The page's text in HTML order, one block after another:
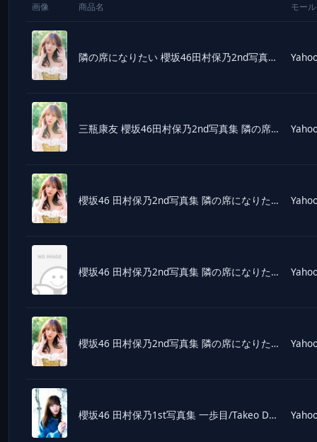
画像 商品名 モール
隣の席になりたい 櫻坂46田村保乃2nd写真集/三瓶康友
三瓶康友 櫻坂46田村保乃2nd写真集 隣の席になりたい Book
櫻坂46 田村保乃2nd写真集 隣の席になりたい/三瓶康友(写真家),田村保乃(タレント)
櫻坂46 田村保乃2nd写真集 隣の席になりたい(@Loppi・HMV限定カバー版)/三瓶康友(
櫻坂46 田村保乃2nd写真集 隣の席になりたい/三瓶康友(写真家),田村保乃(タレント)
櫻坂46 田村保乃1st写真集 一歩目/Takeo Dec.(写真家),田村保乃(タレント)